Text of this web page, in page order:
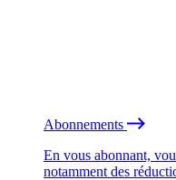
Abonnements
En vous abonnant,
notamment des